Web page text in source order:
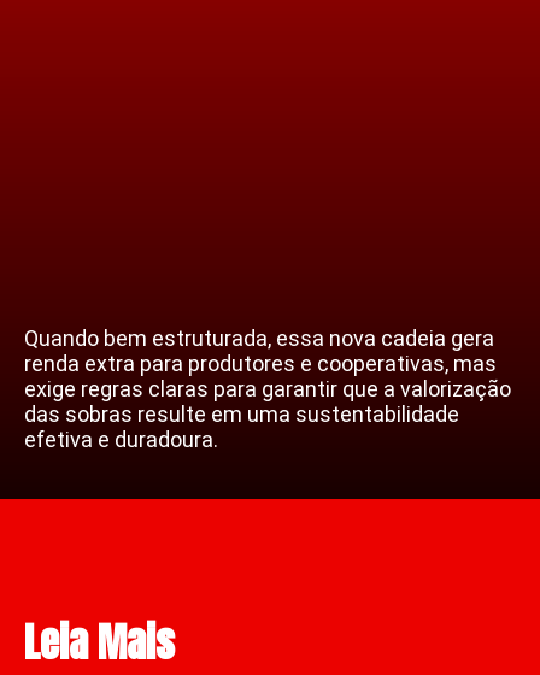
Quando bem estruturada, essa nova cadeia gera
renda extra para produtores e cooperativas, mas
exige regras claras para garantir que a valorização
das sobras resulte em uma sustentabilidade
efetiva e duradoura.
Leia Mais